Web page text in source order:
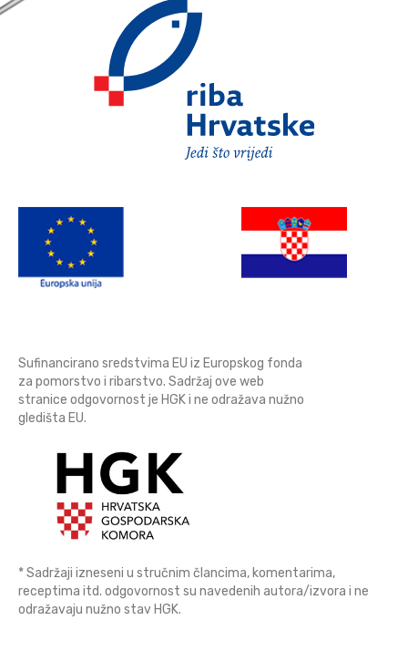
Sufinancirano sredstvima EU iz Europskog fonda
za pomorstvo i ribarstvo. Sadržaj ove web
stranice odgovornost je HGK i ne odražava nužno
gledišta EU.
* Sadržaji izneseni u stručnim člancima, komentarima,
receptima itd. odgovornost su navedenih autora/izvora i ne
odražavaju nužno stav HGK.